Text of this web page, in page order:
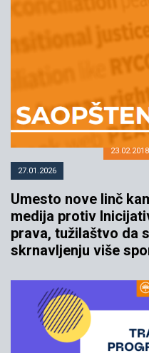
Umesto
odgovor
23.02.2018
27.01.2026
Umesto nove linč
medija protiv
prava, tužilaštvo da
skrnavljenju više